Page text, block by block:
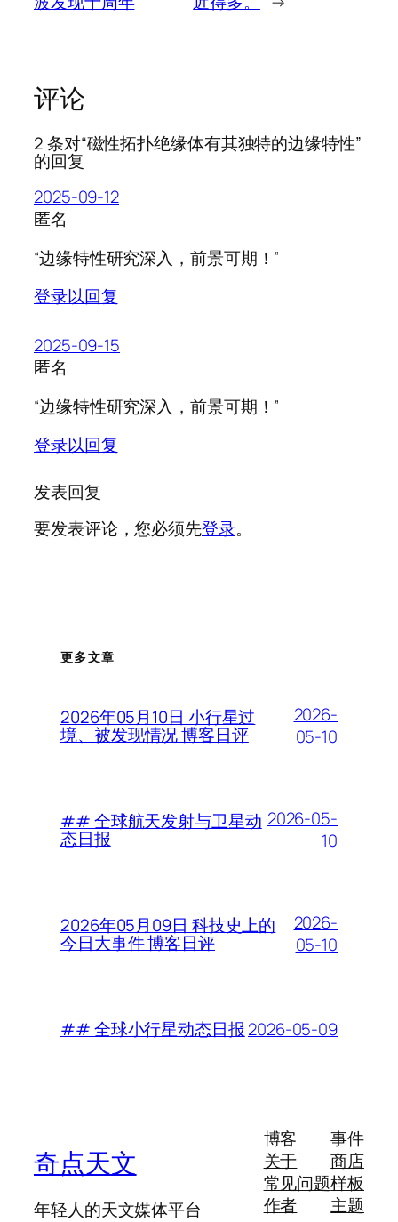
评论
2 条对“磁性拓扑绝缘体有其独特的边缘特性”
的回复
2025-09-12
匿名
“边缘特性研究深入，前景可期！”
登录以回复
2025-09-15
匿名
“边缘特性研究深入，前景可期！”
登录以回复
发表回复
要发表评论，您必须先登录。
更多文章
2026年05月10日 小行星过
境、被发现情况 博客日评
2026-
05-10
## 全球航天发射与卫星动
态日报
2026-05-
10
2026年05月09日 科技史上的
今日大事件 博客日评
2026-
05-10
## 全球小行星动态日报2026-05-09
奇点天文
年轻人的天文媒体平台
博客
关于
常见问题
作者
事件
商店
样板
主题